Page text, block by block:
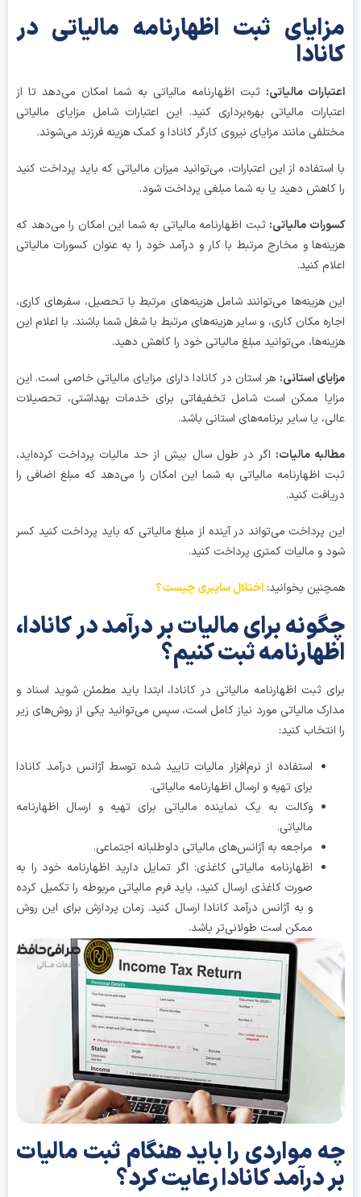
ثبت اظهارنامه مالیاتی در
مالیاتی:ثبت اظهارنامه مالیاتی به شما امکان می‌دهد تا از
مالیاتی بهره‌برداری کنید. این اعتبارات شامل مزایای مالیاتی
مانند مزایای نیروی کارگر کانادا و کمک هزینه فرزند می‌شوند.
از این اعتبارات، می‌توانید میزان مالیاتی که باید پرداخت کنید
دهید یا به شما مبلغی پرداخت شود.
مالیاتی:ثبت اظهارنامه مالیاتی به شما این امکان را می‌دهد که
و مخارج مرتبط با کار و درآمد خود را به عنوان کسورات مالیاتی
کنید.
هزینه‌ها می‌توانند شامل هزینه‌های مرتبط با تحصیل، سفرهای کاری،
مکان کاری، و سایر هزینه‌های مرتبط با شغل شما باشند. با اعلام این
می‌توانید مبلغ مالیاتی خود را کاهش دهید.
استانی:هر استان در کانادا دارای مزایای مالیاتی خاصی است. این
ممکن است شامل تخفیفاتی برای خدمات بهداشتی، تحصیلات
یا سایر برنامه‌های استانی باشد.
مالیات:اگر در طول سال بیش از حد مالیات پرداخت کرده‌اید،
اظهارنامه مالیاتی به شما این امکان را می‌دهد که مبلغ اضافی را
کنید.
پرداخت می‌تواند در آینده از مبلغ مالیاتی که باید پرداخت کنید کسر
و مالیات کمتری پرداخت کنید.
بخوانید:اختلال سایبری چیست؟
برای مالیات بر درآمد در کانادا،
ثبت کنیم؟
ثبت اظهارنامه مالیاتی در کانادا، ابتدا باید مطمئن شوید اسناد و
مالیاتی مورد نیاز کامل است، سپس می‌توانید یکی از روش‌های زیر
کنید:
استفاده از نرم‌افزار مالیات تایید شده توسط آژانس درآمد کانادا
برای تهیه و ارسال اظهارنامه مالیاتی.
وکالت به یک نماینده مالیاتی برای تهیه و ارسال اظهارنامه
مالیاتی.
مراجعه به آژانس‌های مالیاتی داوطلبانه اجتماعی.
اظهارنامه مالیاتی کاغذی: اگر تمایل دارید اظهارنامه خود را به
صورت کاغذی ارسال کنید، باید فرم مالیاتی مربوطه را تکمیل کرده
و به آژانس درآمد کانادا ارسال کنید. زمان پردازش برای این روش
ممکن است طولانی‌تر باشد.
مواردی را باید هنگام ثبتمالیات
درآمد کانادارعایت کرد؟